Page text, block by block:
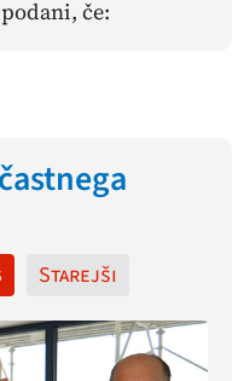
če:
Starejši